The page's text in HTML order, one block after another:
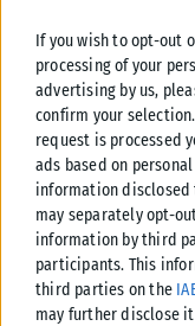
If you wish to opt-out
processing of your
advertising by us,
confirm your
request is processed
ads based on
information
may separately opt-
information by third
participants. This
third parties on the
may further disclose
ποτέ δεν είχαν
συμπλήρωσε ότι η
θέση στη διεθνή
στα αμυντικά.
Όπως είπε, «η
αμυντικά από ό,τι
από ποτέ σε όλα τα
είναι και οι
η οποία παρελήφθη